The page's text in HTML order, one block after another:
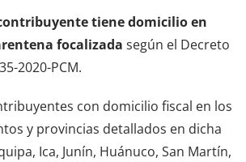
tiene domicilio en
focalizada según el Decreto
2020-PCM.
con domicilio fiscal en los
y provincias detallados en dicha
Ica, Junín, Huánuco, San Martín,